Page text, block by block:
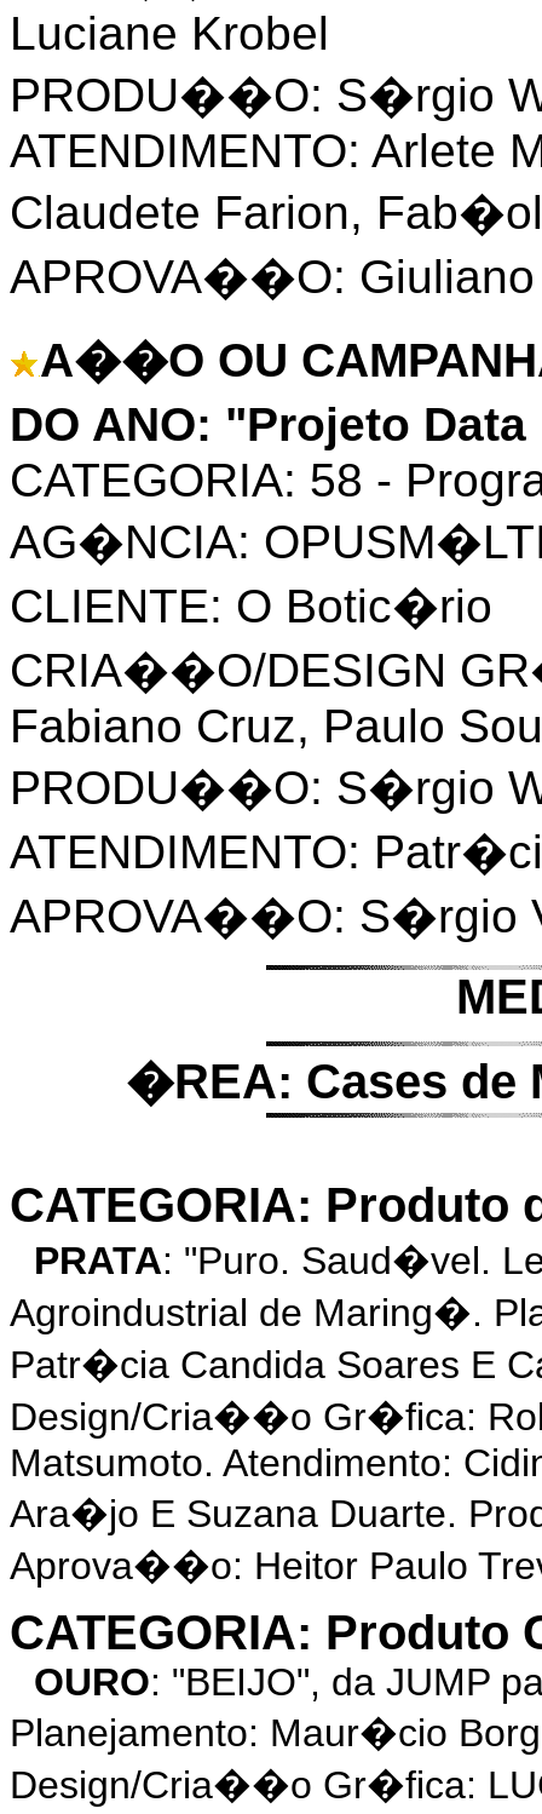
Luciane Krobel
PRODU��O: S�rgio
ATENDIMENTO: Arlete
Claudete Farion,
APROVA��O: Giuliano
A��O OU
DO ANO: "Projeto
CATEGORIA: 58 -
AG�NCIA:
CLIENTE: O Botic�rio
CRIA��O/DESIGN
Fabiano Cruz, Paulo
PRODU��O: S�rgio
ATENDIMENTO:
APROVA��O: S�rgio
�REA: Cases de
CATEGORIA: Produto
PRATA: "Puro. Saud�vel.
Agroindustrial de Maring�.
Patr�cia Candida Soares E
Design/Cria��o Gr�fica:
Matsumoto. Atendimento:
Ara�jo E Suzana Duarte.
Aprova��o: Heitor Paulo
CATEGORIA: Produto
OURO: "BEIJO", da JUMP
Planejamento: Maur�cio
Design/Cria��o Gr�fica: